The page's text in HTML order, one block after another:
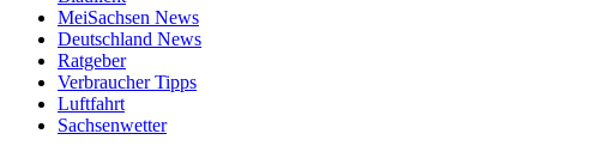
MeiSachsen News
Deutschland News
Ratgeber
Verbraucher Tipps
Luftfahrt
Sachsenwetter